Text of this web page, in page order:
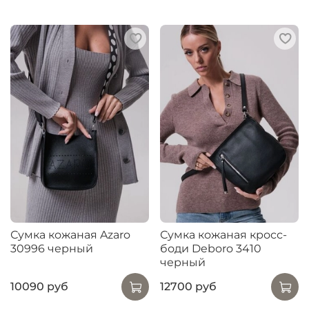
Сумка кожаная Azaro
30996 черный
10090 руб
Сумка кожаная кросс-
боди Deboro 3410
черный
12700 руб